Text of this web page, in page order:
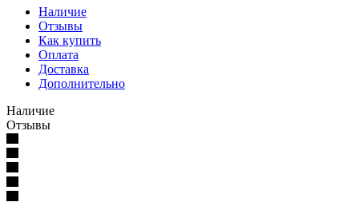
Наличие
Отзывы
Как купить
Оплата
Доставка
Дополнительно
Наличие
Отзывы